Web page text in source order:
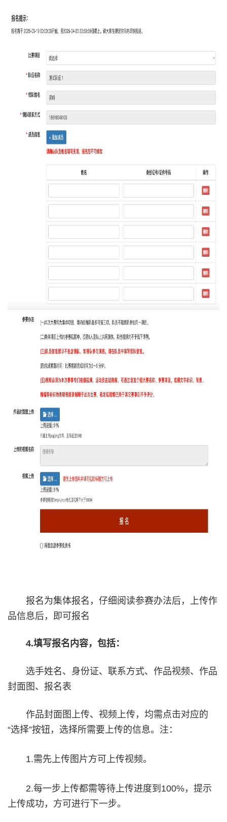
报名为集体报名，仔细阅读参赛办法后，上传作
品信息后，即可报名
4.填写报名内容，包括：
选手姓名、身份证、联系方式、作品视频、作品
封面图、报名表
作品封面图上传、视频上传，均需点击对应的
“选择”按钮，选择所需要上传的信息。注：
1.需先上传图片方可上传视频。
2.每一步上传都需等待上传进度到100%，提示
上传成功，方可进行下一步。